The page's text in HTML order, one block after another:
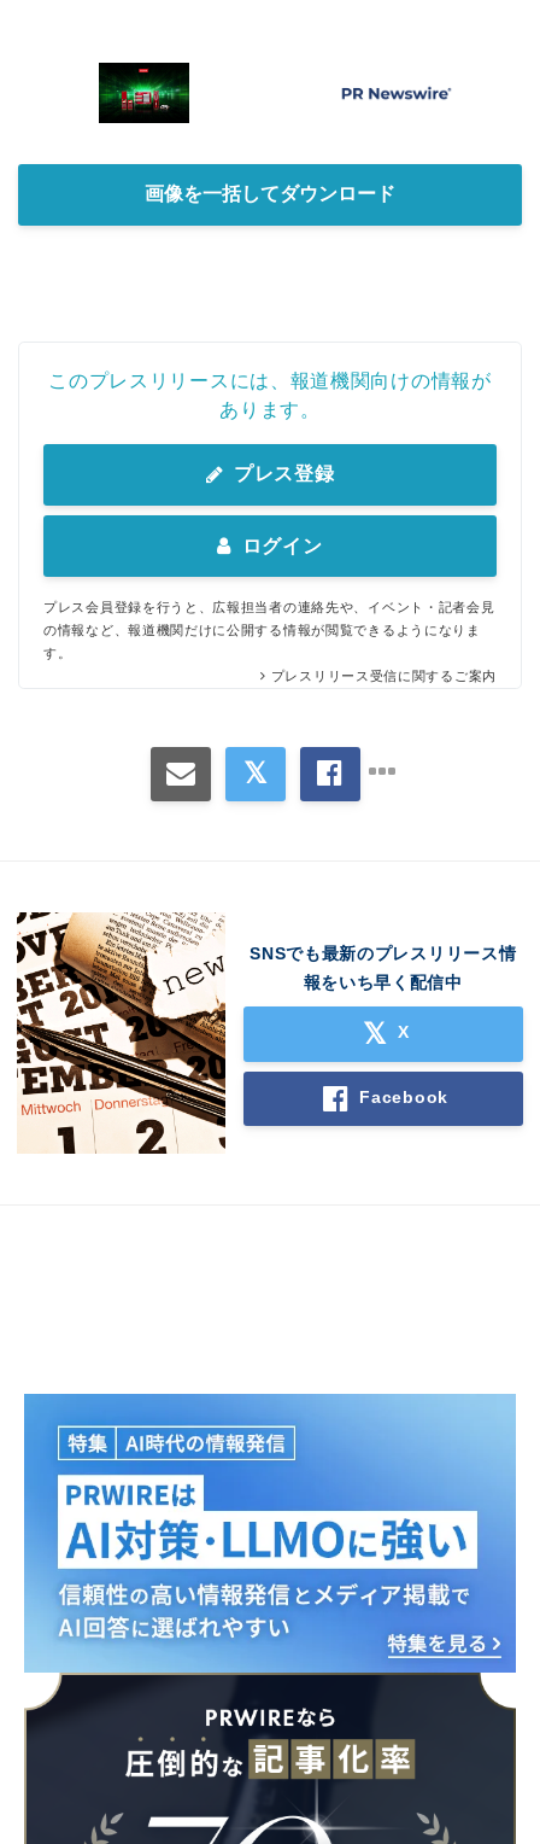
画像を一括してダウンロード
このプレスリリースには、報道機関向けの情報が
あります。
プレス登録
ログイン
プレス会員登録を行うと、広報担当者の連絡先や、イベント・記者会見
の情報など、報道機関だけに公開する情報が閲覧できるようになりま
す。
プレスリリース受信に関するご案内
SNSでも最新のプレスリリース情
報をいち早く配信中
X
Facebook
Japanese